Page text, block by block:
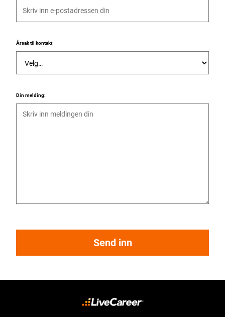
Årsak til kontakt
Din melding:
Send inn